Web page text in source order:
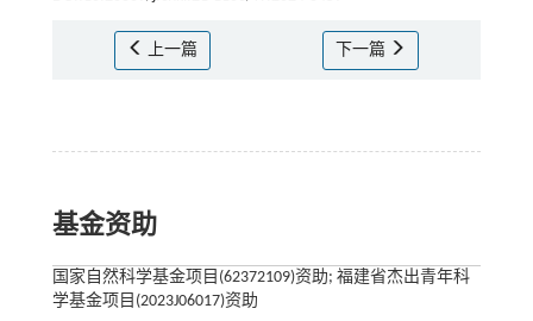
上一篇 下一篇
基金资助
国家自然科学基金项目(62372109)资助; 福建省杰出青年科
学基金项目(2023J06017)资助